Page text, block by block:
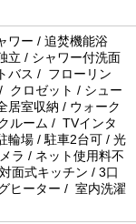
ワー / 追焚機能浴
立 / シャワー付洗面
バス / フローリン
クロゼット / シュー
居室収納 / ウォーク
ルーム / TVインタ
輪場 / 駐車2台可 / 光
ラ / ネット使用料不
面式キッチン / 3口
ヒーター / 室内洗濯